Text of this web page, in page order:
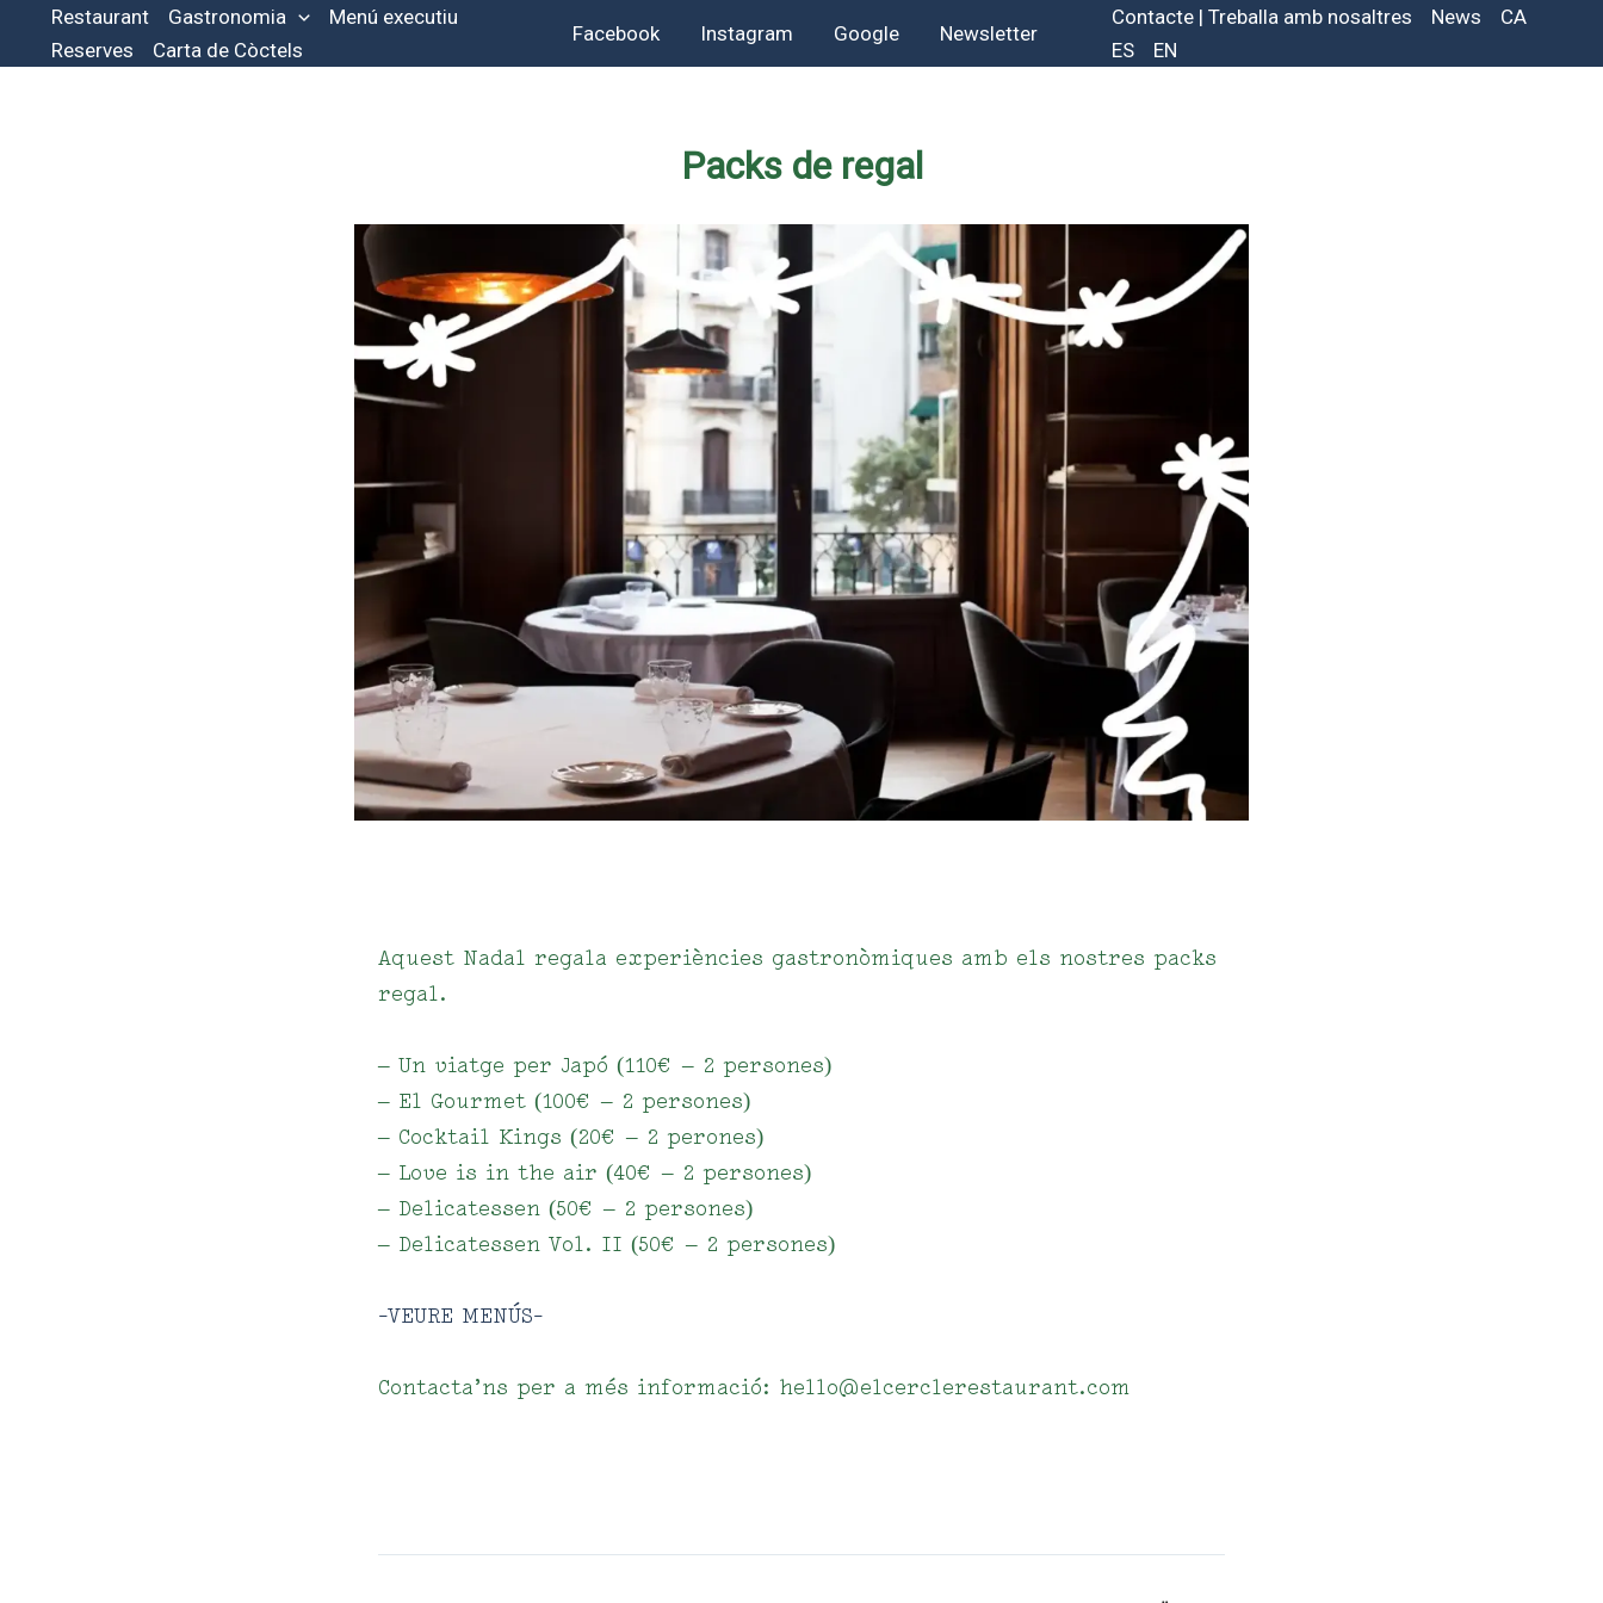
Restaurant Gastronomia
Menú executiu
Reserves
Carta de Còctels
Facebook Instagram Google Newsletter
Contacte | Treballa amb nosaltres News
CA
ES
EN
Packs de regal
Aquest Nadal regala experiències gastronòmiques amb els nostres packs
regal​.
– Un viatge per Japó (110€ – 2 persones)
– El Gourmet (100€ – 2 persones)
– Cocktail Kings (20€ – 2 perones)
– Love is in the air (40€ – 2 persones)
– Delicatessen (50€ – 2 persones)
– Delicatessen Vol. II (50€ – 2 persones)
-VEURE MENÚS-
Contacta’ns per a més informació: hello@elcerclerestaurant.com